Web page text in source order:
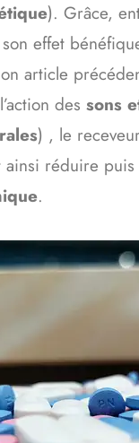
). Grâce,
effet
article
des sons
) , le
ainsi réduire
.